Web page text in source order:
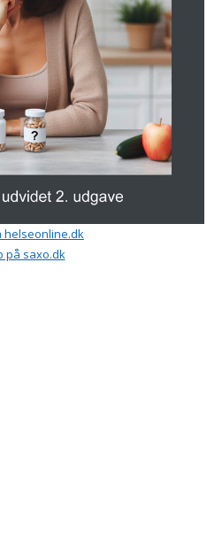
helseonline.dk
på saxo.dk